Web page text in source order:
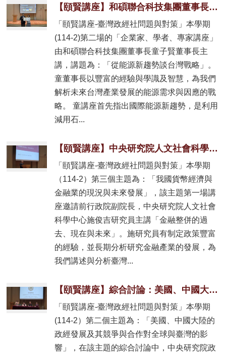
【頤賢講座】和碩聯合科技集團董事長童子賢董事長: 「從能源新趨勢談台灣戰略」-2026.05.07
「頤賢講座-臺灣政經社問題與對策」本學期
(114-2)第二場的「企業家、學者、專家講座」
由和碩聯合科技集團董事長童子賢董事長主
講，講題為：「從能源新趨勢談台灣戰略」。
童董事長以豐富的經驗與學識及智慧，為我們
解析未來台灣產業發展的能源需求與因應的戰
略。 童講座首先指出國際能源新趨勢，是利用
減用石...
【頤賢講座】中央研究院人文社會科學中心施俊吉研究員: 「金融整併的過去、現在與未來」-2026.05.14
「頤賢講座-臺灣政經社問題與對策」本學期
（114-2）第三個主題為：「我國貨幣經濟與
金融業的現況與未來發展」，該主題第一場講
座邀請前行政院副院長，中央研究院人文社會
科學中心施俊吉研究員主講「金融整併的過
去、現在與未來」。施研究員有制定政策豐富
的經驗，並長期分析研究金融產業的發展，為
我們講述與分析臺灣...
【頤賢講座】綜合討論：美國、中國大陸的政經發展及其競爭與合作對全球與 臺灣的影響-2026.04.30
「頤賢講座-臺灣政經社問題與對策」本學期
(114-2）第二個主題為：「美國、中國大陸的
政經發展及其競爭與合作對全球與臺灣的影
響」，在該主題的綜合討論中，中央研究院政